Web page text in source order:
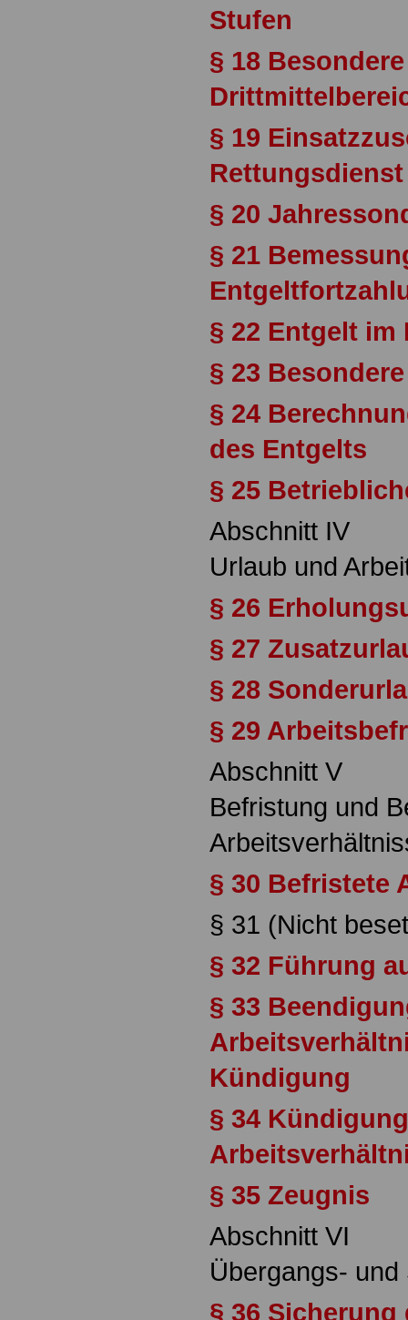
Stufen
§ 18
§ 19
Rettungsdienst
§ 20
§ 21
§ 22 Entgelt
§ 23
§ 24
des Entgelts
§ 25
Abschnitt IV
Urlaub und
§ 26
§ 27
§ 28
§ 29
Abschnitt V
Befristung und
§ 30 Befristete
§ 31 (Nicht
§ 32 Führung
§ 33
Kündigung
§ 34
§ 35 Zeugnis
Abschnitt VI
Übergangs-
§ 36